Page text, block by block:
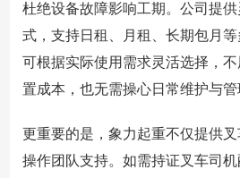
杜绝设备故障影响工期。公司提
式，支持日租、月租、长期包月
可根据实际使用需求灵活选择，
置成本，也无需操心日常维护与管
更重要的是，象力起重不仅提供
操作团队支持。如需持证叉车司